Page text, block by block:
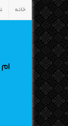
خانه